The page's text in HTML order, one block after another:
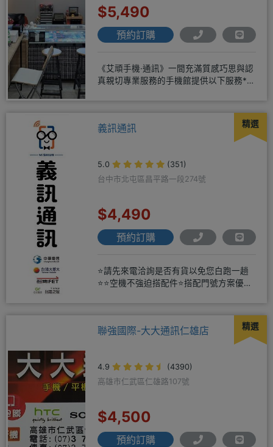
$5,490
預約訂購
《艾頑手機·通訊》一間充滿質感巧思與認
真親切專業服務的手機館提供以下服務*免
精選
義訊通訊
5.0
(351)
台中市北屯區昌平路一段274號
$4,490
預約訂購
⭐請先來電洽詢是否有貨以免您白跑一趟
⭐⭐空機不強迫搭配件⭐搭配門號方案優惠
精選
聯強國際-大大通訊仁雄店
4.9
(4390)
高雄市仁武區仁雄路107號
$4,500
預約訂購